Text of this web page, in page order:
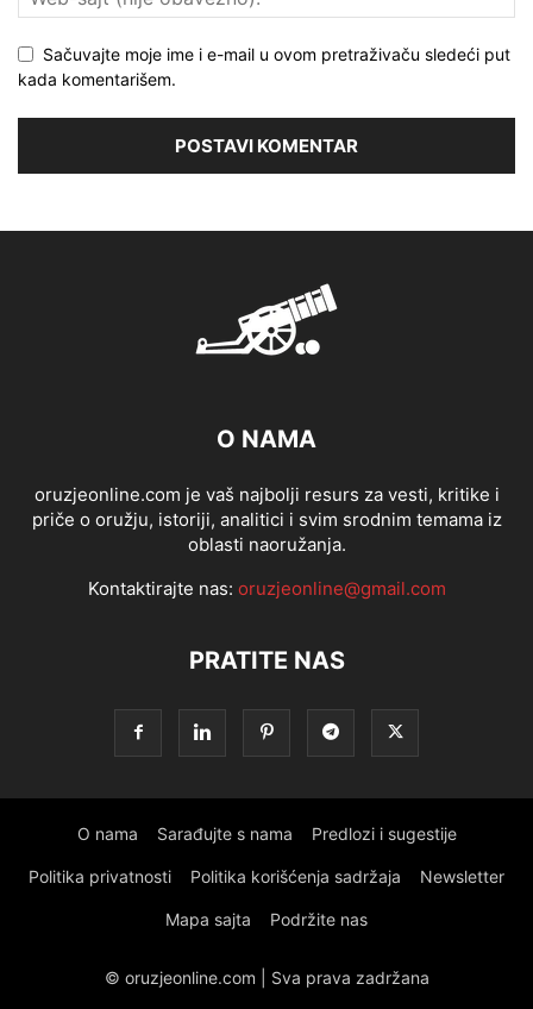
Sačuvajte moje ime i e-mail u ovom pretraživaču sledeći put
kada komentarišem.
O NAMA
oruzjeonline.com je vaš najbolji resurs za vesti, kritike i
priče o oružju, istoriji, analitici i svim srodnim temama iz
oblasti naoružanja.
Kontaktirajte nas: oruzjeonline@gmail.com
PRATITE NAS
O nama Sarađujte s nama Predlozi i sugestije
Politika privatnosti Politika korišćenja sadržaja Newsletter
Mapa sajta Podržite nas
© oruzjeonline.com | Sva prava zadržana